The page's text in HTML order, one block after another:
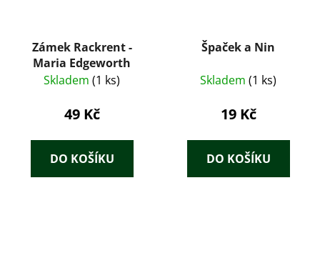
Zámek Rackrent -
Maria Edgeworth
Skladem (1 ks)
49 Kč
DO KOŠÍKU
Špaček a Nin
Skladem (1 ks)
19 Kč
DO KOŠÍKU